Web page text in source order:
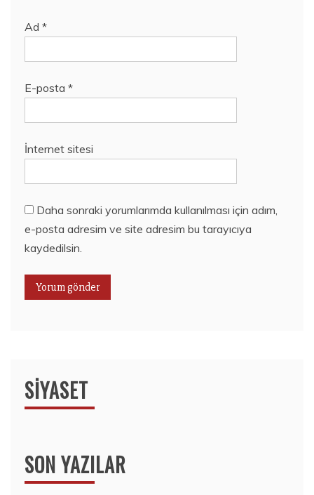
Ad *
E-posta *
İnternet sitesi
Daha sonraki yorumlarımda kullanılması için adım,
e-posta adresim ve site adresim bu tarayıcıya
kaydedilsin.
SIYASET
SON YAZILAR